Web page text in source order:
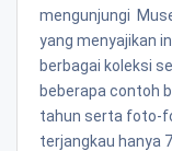
mengunjungi
yang menyajikan
berbagai koleksi
beberapa contoh
tahun serta foto-
terjangkau hanya